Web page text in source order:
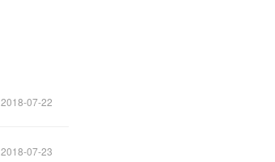
2018-07-22
2018-07-23